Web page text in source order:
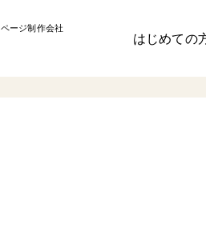
ージ制作会社
はじめての